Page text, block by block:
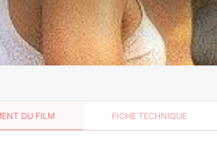
DU FILM FICHE TECHNIQUE